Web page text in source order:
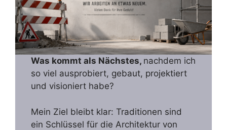
Was kommt als Nächstes, nachdem ich
so viel ausprobiert, gebaut, projektiert
und visioniert habe?
Mein Ziel bleibt klar: Traditionen sind
ein Schlüssel für die Architektur von